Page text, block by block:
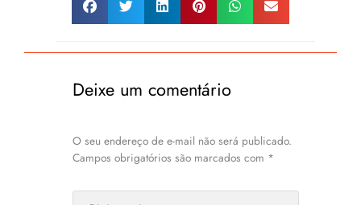
Deixe um comentário
O seu endereço de e-mail não será publicado.
Campos obrigatórios são marcados com *